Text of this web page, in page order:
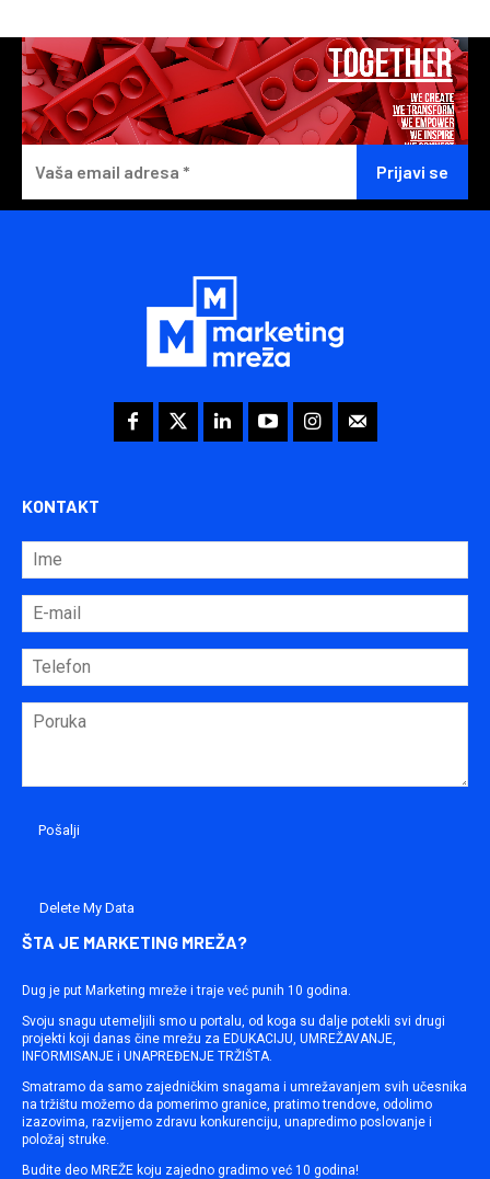
KONTAKT
Delete My Data
ŠTA JE MARKETING MREŽA?
Dug je put Marketing mreže i traje već punih 10 godina.
Svoju snagu utemeljili smo u portalu, od koga su dalje potekli svi drugi
projekti koji danas čine mrežu za EDUKACIJU, UMREŽAVANJE,
INFORMISANJE i UNAPREĐENJE TRŽIŠTA.
Smatramo da samo zajedničkim snagama i umrežavanjem svih učesnika
na tržištu možemo da pomerimo granice, pratimo trendove, odolimo
izazovima, razvijemo zdravu konkurenciju, unapredimo poslovanje i
položaj struke.
Budite deo MREŽE koju zajedno gradimo već 10 godina!